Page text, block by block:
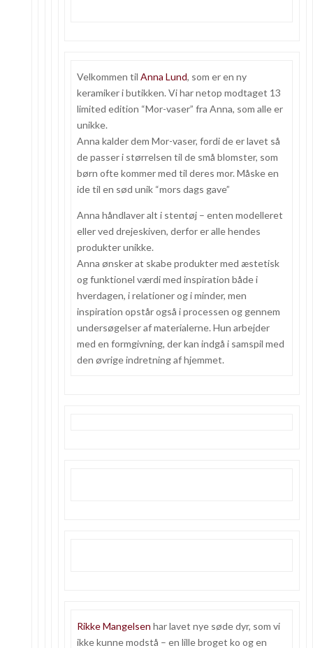
Velkommen tilAnna Lund, som er en ny
keramiker i butikken. Vi har netop modtaget 13
limited edition “Mor-vaser” fra Anna, som alle er
unikke.
Anna kalder dem Mor-vaser, fordi de er lavet så
de passer i størrelsen til de små blomster, som
børn ofte kommer med til deres mor. Måske en
ide til en sød unik “mors dags gave”
Anna håndlaver alt i stentøj – enten modelleret
eller ved drejeskiven, derfor er alle hendes
produkter unikke.
Anna ønsker at skabe produkter med æstetisk
og funktionel værdi med inspiration både i
hverdagen, i relationer og i minder, men
inspiration opstår også i processen og gennem
undersøgelser af materialerne. Hun arbejder
med en formgivning, der kan indgå i samspil med
den øvrige indretning af hjemmet.
Rikke Mangelsen har lavet nye søde dyr, som vi
ikke kunne modstå – en lille broget ko og en